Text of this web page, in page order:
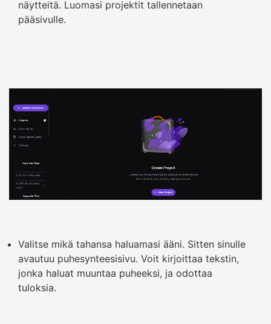
näytteitä. Luomasi projektit tallennetaan
pääsivulle.
Valitse mikä tahansa haluamasi ääni. Sitten sinulle
avautuu puhesynteesisivu. Voit kirjoittaa tekstin,
jonka haluat muuntaa puheeksi, ja odottaa
tuloksia.